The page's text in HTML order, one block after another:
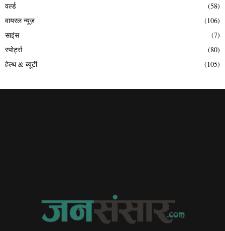
वर्ल्ड
(58)
वायरल न्यूज़
(106)
साइंस
(7)
स्पोर्ट्स
(80)
हेल्थ & ब्यूटी
(105)